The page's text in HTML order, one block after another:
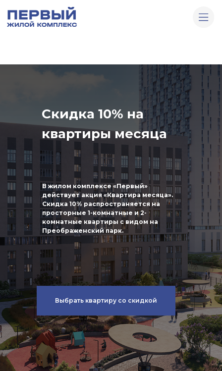
Скидка 10% на
квартиры месяца
В жилом комплексе «Первый»
действует акция «Квартира месяца».
Скидка 10% распространяется на
просторные 1-комнатные и 2-
комнатные квартиры с видом на
Преображенский парк.
Выбрать квартиру со скидкой